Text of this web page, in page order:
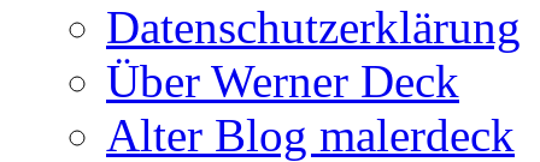
Datenschutzerklärung
Über Werner Deck
Alter Blog malerdeck